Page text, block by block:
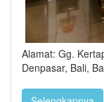
Alamat: Gg.
Denpasar, Bali,